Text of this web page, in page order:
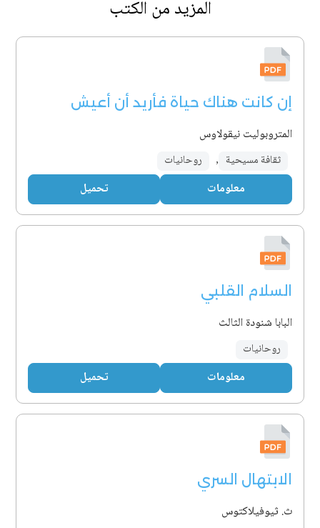
المزيد من الكتب
إن كانت هناك حياة فأريد أن أعيش
المتروبوليت نيقولاوس
ثقافة مسيحية , روحانيات
معلومات تحميل
السلام القلبي
البابا شنودة الثالث
روحانيات
معلومات تحميل
الابتهال السري
ث. ثيوفيلاكتوس